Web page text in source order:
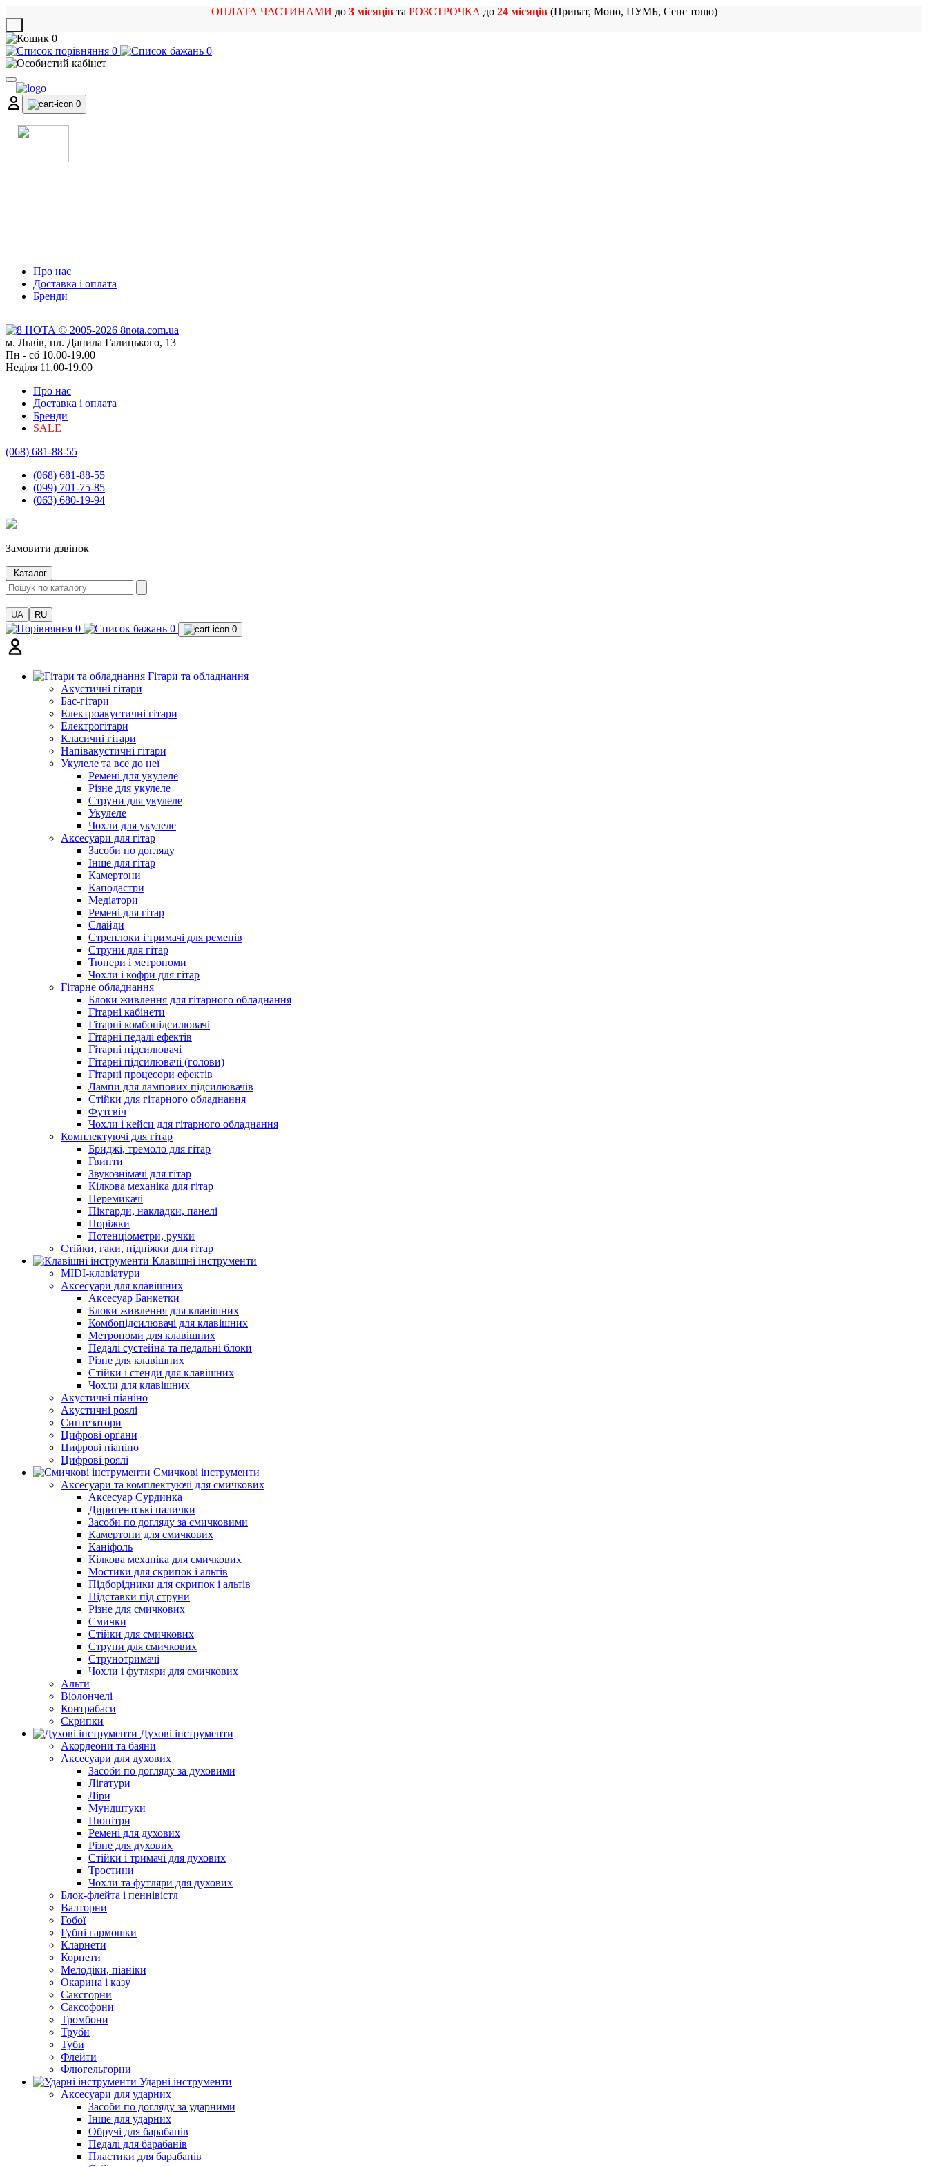
ОПЛАТА ЧАСТИНАМИ до 3 місяцівта РОЗСТРОЧКА до 24 місяців(Приват, Моно, ПУМБ, Сенс тощо)
0
0
0
0
Про нас
Доставка і оплата
Бренди
м. Львів, пл. Данила Галицького, 13
Пн - сб 10.00-19.00
Неділя 11.00-19.00
Про нас
Доставка і оплата
Бренди
SALE
(068) 681-88-55
(068) 681-88-55
(099) 701-75-85
(063) 680-19-94
Замовити дзвінок
Каталог
UA RU
0 0 0
Гітари та обладнання
Акустичні гітари
Бас-гітари
Електроакустичні гітари
Електрогітари
Класичні гітари
Напівакустичні гітари
Укулеле та все до неї
Ремені для укулеле
Різне для укулеле
Струни для укулеле
Укулеле
Чохли для укулеле
Аксесуари для гітар
Засоби по догляду
Інше для гітар
Камертони
Каподастри
Медіатори
Ремені для гітар
Слайди
Стреплоки і тримачі для ременів
Струни для гітар
Тюнери і метрономи
Чохли і кофри для гітар
Гітарне обладнання
Блоки живлення для гітарного обладнання
Гітарні кабінети
Гітарні комбопідсилювачі
Гітарні педалі ефектів
Гітарні підсилювачі
Гітарні підсилювачі (голови)
Гітарні процесори ефектів
Лампи для лампових підсилювачів
Стійки для гітарного обладнання
Футсвіч
Чохли і кейси для гітарного обладнання
Комплектуючі для гітар
Бриджі, тремоло для гітар
Гвинти
Звукознімачі для гітар
Кілкова механіка для гітар
Перемикачі
Пікгарди, накладки, панелі
Поріжки
Потенціометри, ручки
Стійки, гаки, підніжки для гітар
Клавішні інструменти
MIDI-клавіатури
Аксесуари для клавішних
Аксесуар Банкетки
Блоки живлення для клавішних
Комбопідсилювачі для клавішних
Метрономи для клавішних
Педалі сустейна та педальні блоки
Різне для клавішних
Стійки і стенди для клавішних
Чохли для клавішних
Акустичні піаніно
Акустичні роялі
Синтезатори
Цифрові органи
Цифрові піаніно
Цифрові роялі
Смичкові інструменти
Аксесуари та комплектуючі для смичкових
Аксесуар Сурдинка
Диригентські палички
Засоби по догляду за смичковими
Камертони для смичкових
Каніфоль
Кілкова механіка для смичкових
Мостики для скрипок і альтів
Підборiдники для скрипок і альтів
Підставки під струни
Різне для смичкових
Смички
Стійки для смичкових
Струни для смичкових
Струнотримачі
Чохли і футляри для смичкових
Альти
Віолончелі
Контрабаси
Скрипки
Духові інструменти
Акордеони та баяни
Аксесуари для духових
Засоби по догляду за духовими
Лігатури
Ліри
Мундштуки
Пюпітри
Ремені для духових
Різне для духових
Стійки і тримачі для духових
Тростини
Чохли та футляри для духових
Блок-флейта і пеннівістл
Валторни
Гобої
Губні гармошки
Кларнети
Корнети
Мелодіки, піаніки
Окарина і казу
Саксгорни
Саксофони
Тромбони
Труби
Туби
Флейти
Флюгельгорни
Ударні інструменти
Аксесуари для ударних
Засоби по догляду за ударними
Інше для ударних
Обручі для барабанів
Педалі для барабанів
Пластики для барабанів